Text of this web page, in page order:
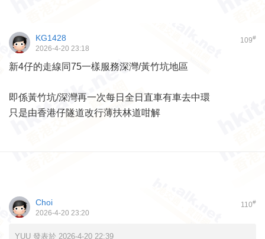
109#
KG1428
2026-4-20 23:18
新4仔的走線同75一樣服務深灣/黃竹坑地區
即係黃竹坑/深灣再一次每日全日直車有車去中環
只是由香港仔隧道改行薄扶林道咁解
110#
Choi
2026-4-20 23:20
YUU 發表於 2026-4-20 22:39